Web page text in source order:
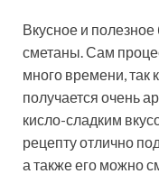
Вкусное и
сметаны. Сам
много времени, так
получается очень
кисло-сладким
рецепту отлично
а также его можно